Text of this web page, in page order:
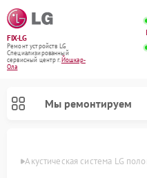
FIX-LG
Ремонт устройств LG
Специализированный
cервисный центр г.Йошкар-
Ола
Мы ремонтируем
Оле Акустическая система LG